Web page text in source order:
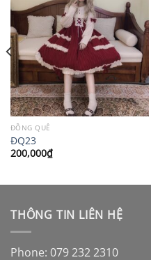
ĐỒNG QUÊ
ĐQ23
200,000₫
THÔNG TIN LIÊN HỆ
Phone: 079 232 2310